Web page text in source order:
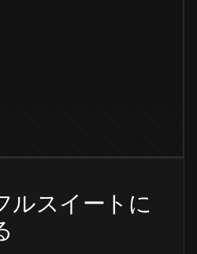
ルスイートに